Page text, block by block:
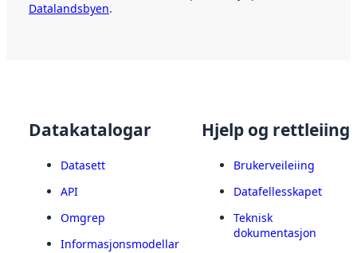
Datalandsbyen.
Datakatalogar
Datasett
API
Omgrep
Informasjonsmodellar
Hjelp og rettleiing
Brukerveileiing
Datafellesskapet
Teknisk
dokumentasjon